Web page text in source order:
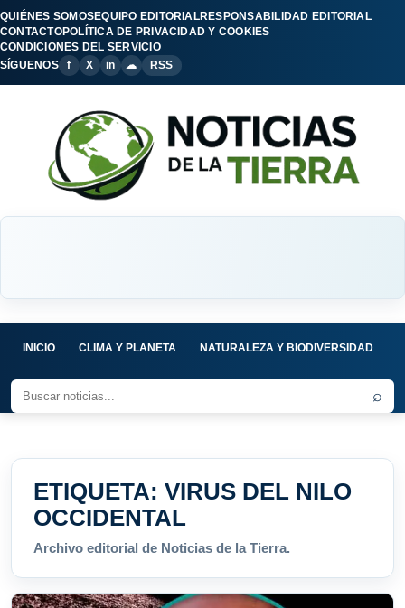
QUIÉNES SOMOSEQUIPO EDITORIALRESPONSABILIDAD EDITORIAL
CONTACTOPOLÍTICA DE PRIVACIDAD Y COOKIES
CONDICIONES DEL SERVICIO
SÍGUENOS
f X in ☁ RSS
INICIO CLIMA Y PLANETA NATURALEZA Y BIODIVERSIDAD
⌕
ETIQUETA: VIRUS DEL NILO
OCCIDENTAL
Archivo editorial de Noticias de la Tierra.